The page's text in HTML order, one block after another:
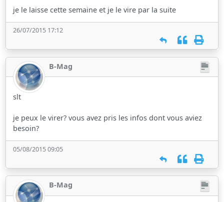
je le laisse cette semaine et je le vire par la suite
26/07/2015 17:12
B-Mag
slt
je peux le virer? vous avez pris les infos dont vous aviez
besoin?
05/08/2015 09:05
B-Mag